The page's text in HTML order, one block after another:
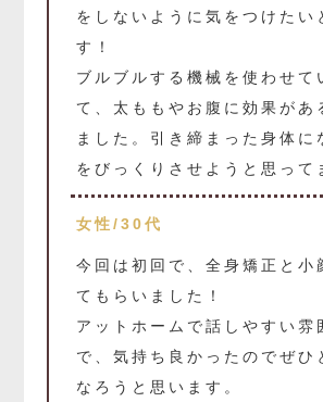
をしないように気をつけたい
す！
ブルブルする機械を使わせて
て、太ももやお腹に効果があ
ました。引き締まった身体に
をびっくりさせようと思って
女性/30代
今回は初回で、全身矯正と小
てもらいました！
アットホームで話しやすい雰
で、気持ち良かったのでぜひ
なろうと思います。